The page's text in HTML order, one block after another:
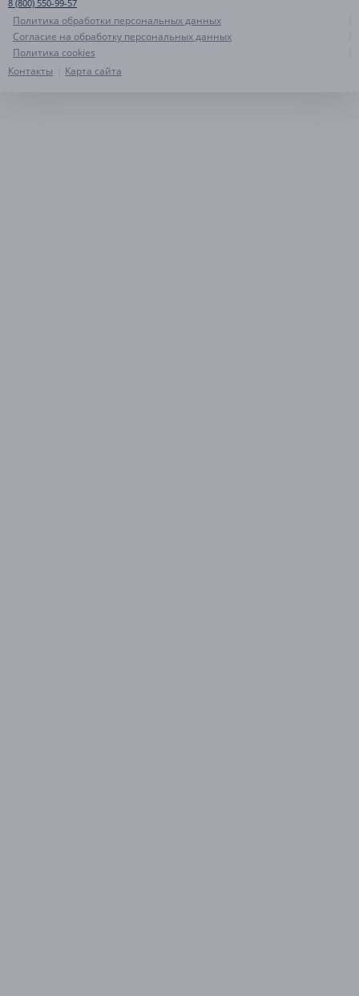
8 (800) 550-99-57
Политика обработки персональных данных
Согласие на обработку персональных данных
Политика cookies
Контакты
Карта сайта